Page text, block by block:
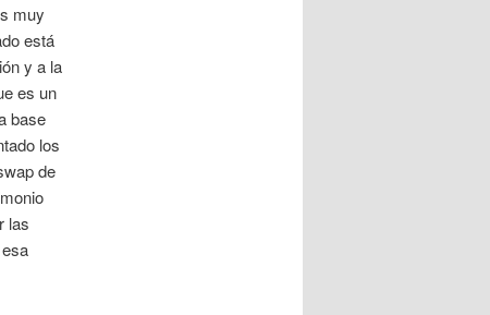
muy
está
y a la
es un
base
los
de
las